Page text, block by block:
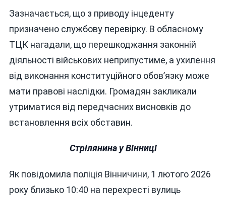
Зазначається, що з приводу інцеденту
призначено службову перевірку. В обласному
ТЦК нагадали, що перешкоджання законній
діяльності військових неприпустиме, а ухилення
від виконання конституційного обов’язку може
мати правові наслідки. Громадян закликали
утриматися від передчасних висновків до
встановлення всіх обставин.
Стрілянина у Вінниці
Як повідомила поліція Вінничини, 1 лютого 2026
року близько 10:40 на перехресті вулиць